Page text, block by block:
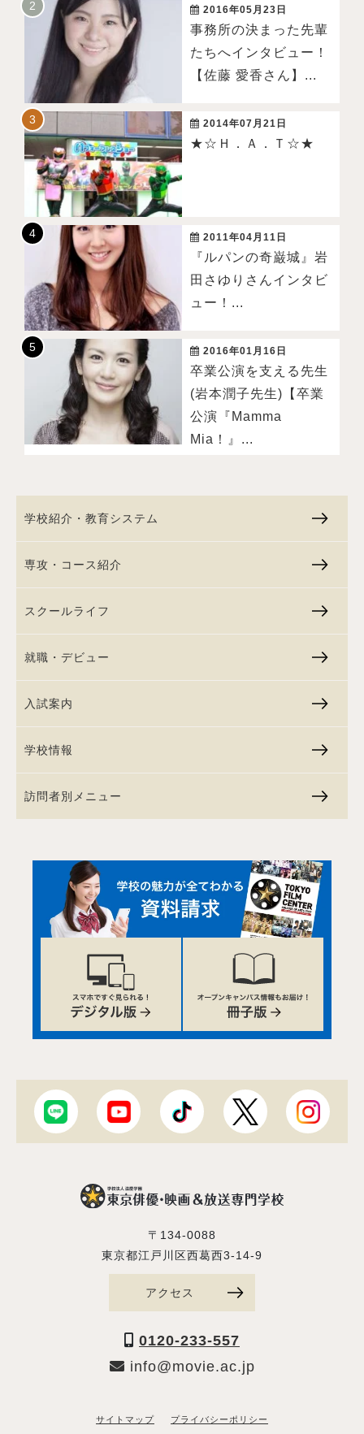
2016年05月23日
事務所の決まった先輩
たちへインタビュー！
【佐藤 愛香さん】...
2014年07月21日
★☆Ｈ．Ａ．Ｔ☆★
2011年04月11日
『ルパンの奇巌城』岩
田さゆりさんインタビ
ュー！...
2016年01月16日
卒業公演を支える先生
(岩本潤子先生)【卒業
公演『Mamma
Mia！』...
学校紹介・教育システム
専攻・コース紹介
スクールライフ
就職・デビュー
入試案内
学校情報
訪問者別メニュー
〒134-0088
東京都江戸川区西葛西3-14-9
アクセス
0120-233-557
info@movie.ac.jp
サイトマップ プライバシーポリシー